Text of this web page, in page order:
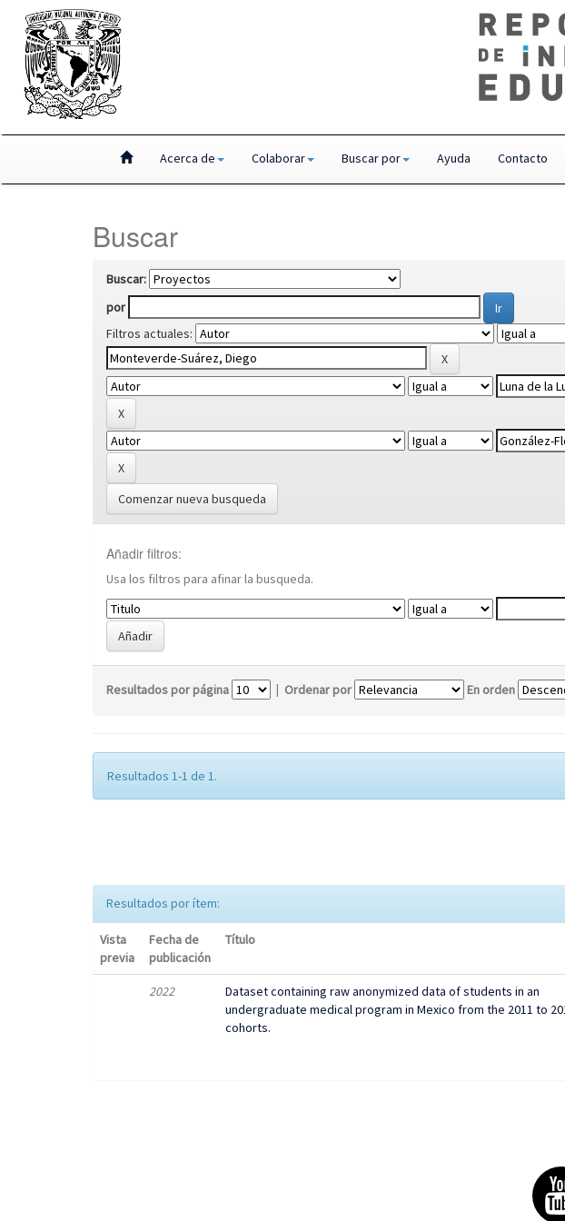
Acerca de Colaborar Buscar por Ayuda Contacto
Buscar
Buscar:
por
Filtros actuales:
Comenzar nueva busqueda
Añadir filtros:
Usa los filtros para afinar la busqueda.
Resultados por página | Ordenar por En orden
Resultados 1-1 de 1.
Resultados por ítem:
Vista
previa
Fecha de
publicación
Título
2022
Dataset containing raw anonymized data of students in an
undergraduate medical program in Mexico from the 2011 to
cohorts.